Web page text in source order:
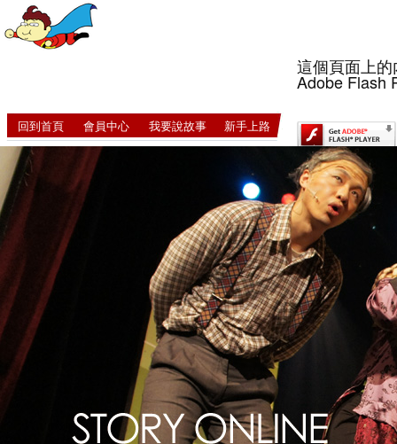
這個頁面上
Adobe Flash
回到首頁 會員中心 我要說故事 新手上路